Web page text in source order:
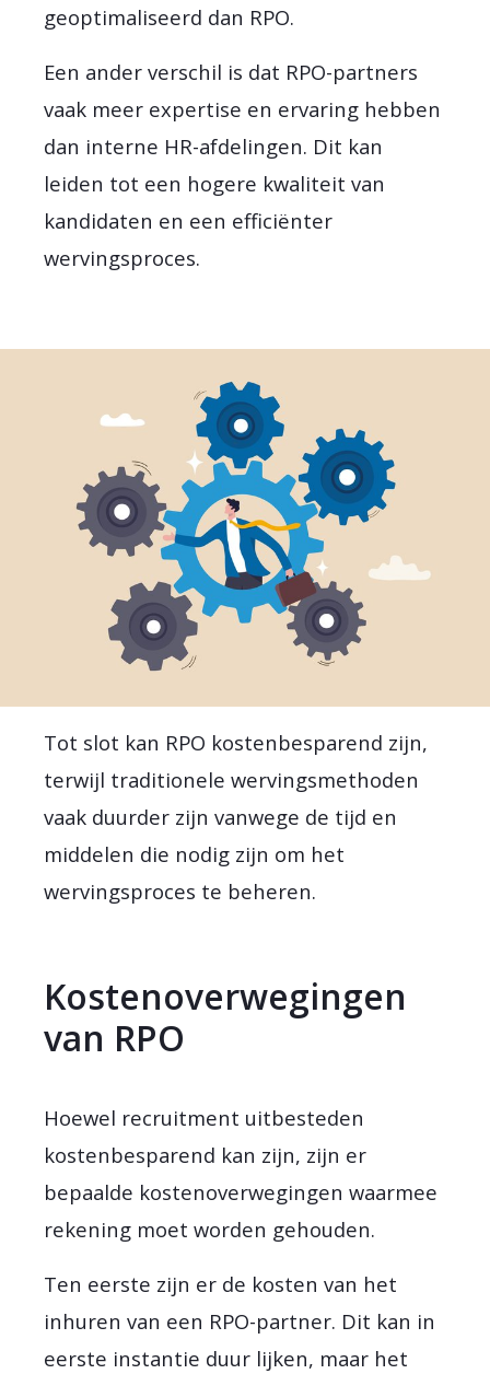
geoptimaliseerd dan RPO.
Een ander verschil is dat RPO-partners
vaak meer expertise en ervaring hebben
dan interne HR-afdelingen. Dit kan
leiden tot een hogere kwaliteit van
kandidaten en een efficiënter
wervingsproces.
Tot slot kan RPO kostenbesparend zijn,
terwijl traditionele wervingsmethoden
vaak duurder zijn vanwege de tijd en
middelen die nodig zijn om het
wervingsproces te beheren.
Kostenoverwegingen
van RPO
Hoewel recruitment uitbesteden
kostenbesparend kan zijn, zijn er
bepaalde kostenoverwegingen waarmee
rekening moet worden gehouden.
Ten eerste zijn er de kosten van het
inhuren van een RPO-partner. Dit kan in
eerste instantie duur lijken, maar het